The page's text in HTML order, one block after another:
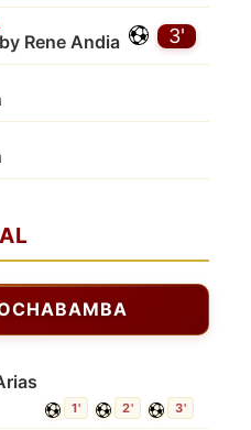
3'
Rene Andia
1' 2' 3'